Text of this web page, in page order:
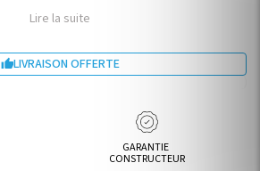
Lire la suite
LIVRAISON OFFERTE
GARANTIE
CONSTRUCTEUR